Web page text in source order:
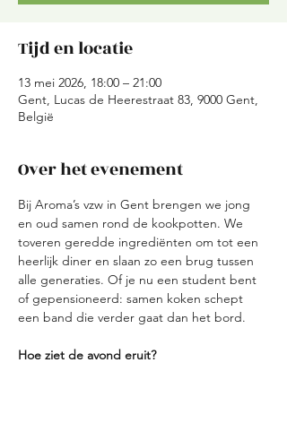
Tijd en locatie
13 mei 2026, 18:00 – 21:00
Gent, Lucas de Heerestraat 83, 9000 Gent,
België
Over het evenement
Bij Aroma’s vzw in Gent brengen we jong
en oud samen rond de kookpotten. We
toveren geredde ingrediënten om tot een
heerlijk diner en slaan zo een brug tussen
alle generaties. Of je nu een student bent
of gepensioneerd: samen koken schept
een band die verder gaat dan het bord.
Hoe ziet de avond eruit?